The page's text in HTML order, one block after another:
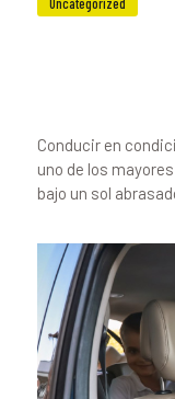
Conducir en
uno de los
bajo un sol